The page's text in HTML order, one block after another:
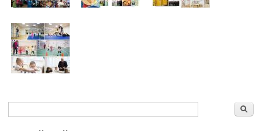
Форма поиска